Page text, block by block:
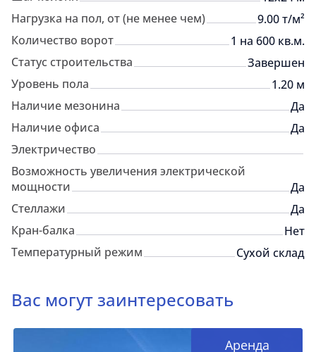
Нагрузка на пол, от (не менее чем)
9.00 т/м²
Количество ворот
1 на 600 кв.м.
Статус строительства
Завершен
Уровень пола
1.20 м
Наличие мезонина
Да
Наличие офиса
Да
Электричество
Возможность увеличения электрической
мощности
Да
Стеллажи
Да
Кран-балка
Нет
Температурный режим
Сухой склад
Вас могут заинтересовать
Аренда